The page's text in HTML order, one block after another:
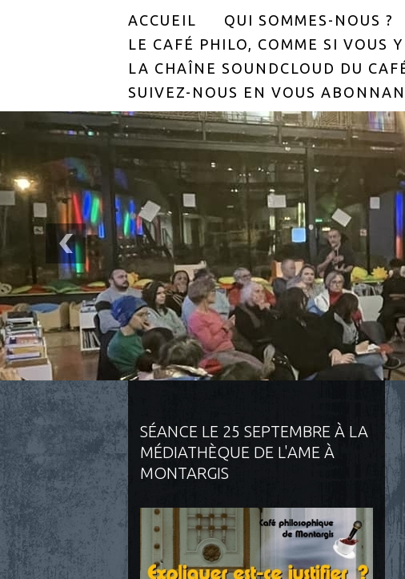
ACCUEIL QUI SOMMES-NOUS ?
LE CAFÉ PHILO, COMME SI VOUS
LA CHAÎNE SOUNDCLOUD DU
SUIVEZ-NOUS EN VOUS
SÉANCE LE 25 SEPTEMBRE À LA
MÉDIATHÈQUE DE L'AME À
MONTARGIS